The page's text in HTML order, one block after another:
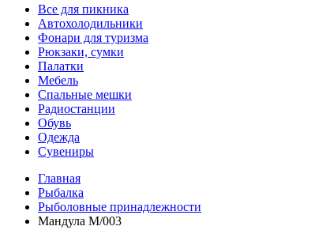
Все для пикника
Автохолодильники
Фонари для туризма
Рюкзаки, сумки
Палатки
Мебель
Спальные мешки
Радиостанции
Обувь
Одежда
Сувениры
Главная
Рыбалка
Рыболовные принадлежности
Мандула M/003